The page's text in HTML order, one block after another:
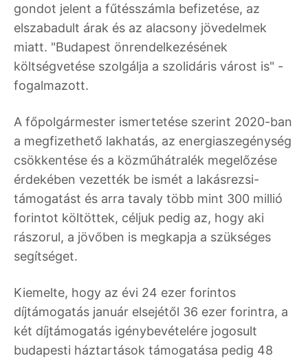
gondot jelent a fűtésszámla befizetése, az
elszabadult árak és az alacsony jövedelmek
miatt. "Budapest önrendelkezésének
költségvetése szolgálja a szolidáris várost is" -
fogalmazott.
A főpolgármester ismertetése szerint 2020-ban
a megfizethető lakhatás, az energiaszegénység
csökkentése és a közműhátralék megelőzése
érdekében vezették be ismét a lakásrezsi-
támogatást és arra tavaly több mint 300 millió
forintot költöttek, céljuk pedig az, hogy aki
rászorul, a jövőben is megkapja a szükséges
segítséget.
Kiemelte, hogy az évi 24 ezer forintos
díjtámogatás január elsejétől 36 ezer forintra, a
két díjtámogatás igénybevételére jogosult
budapesti háztartások támogatása pedig 48